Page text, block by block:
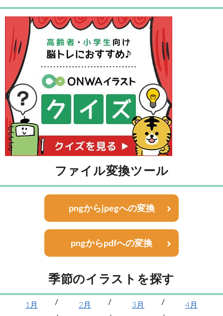
ファイル変換ツール
pngからjpegへの変換
pngからpdfへの変換
季節のイラストを探す
1月 2月 3月
4月